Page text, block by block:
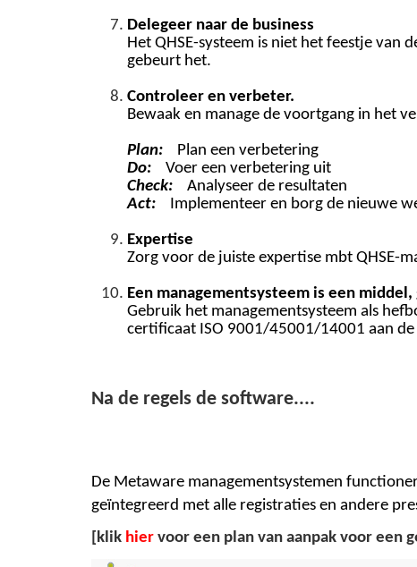
Delegeer naar de business
Het QHSE-systeem is niet het feestje van
gebeurt het.
Controleer en verbeter.
Bewaak en manage de voortgang in het
Plan: Plan een verbetering
Do: Voer een verbetering uit
Check:
Analyseer de resultaten
Act: Implementeer en borg de nieuwe
Expertise
Zorg voor de juiste expertise mbt QHSE-
Een managementsysteem is een middel,
Gebruik het managementsysteem als
certificaat ISO 9001/45001/14001 aan
Na de regels de software....
De Metaware managementsystemen
geïntegreerd met alle registraties en andere
[klik hier voor een plan van aanpak voor een